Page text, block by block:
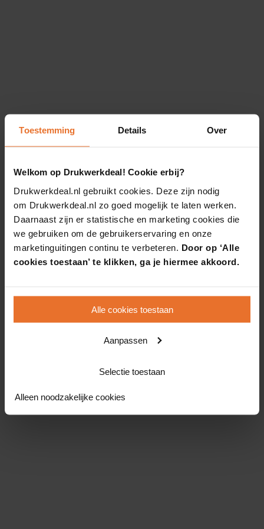
Toestemming Details Over
Welkom op Drukwerkdeal! Cookie erbij?
Drukwerkdeal.nl gebruikt cookies. Deze zijn nodig
om Drukwerkdeal.nl zo goed mogelijk te laten werken.
Daarnaast zijn er statistische en marketing cookies die
we gebruiken om de gebruikerservaring en onze
marketinguitingen continu te verbeteren. Door op ‘Alle
cookies toestaan’ te klikken, ga je hiermee akkoord.
Alle cookies toestaan
Aanpassen
Selectie toestaan
Alleen noodzakelijke cookies